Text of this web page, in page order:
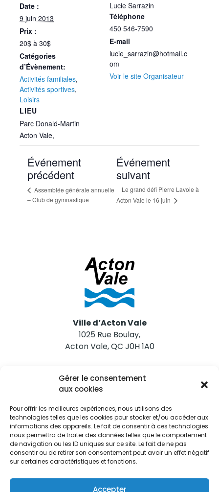
Gérer le consentement
aux cookies
Pour offrir les meilleures expériences, nous utilisons des
technologies telles que les cookies pour stocker et/ou accéder aux
informations des appareils. Le fait de consentir à ces technologies
nous permettra de traiter des données telles que le comportement
de navigation ou les ID uniques sur ce site. Le fait de ne pas
consentir ou de retirer son consentement peut avoir un effet négatif
sur certaines caractéristiques et fonctions.
Accepter
Date :
9 juin 2013
Prix :
20$ à 30$
Catégories
d’Évènement:
Activités familiales,
Activités sportives,
Loisirs
LIEU
Parc Donald-Martin
Acton Vale,
Lucie Sarrazin
Téléphone
450 546-7590
E-mail
lucie_sarrazin@hotmail.c
om
Voir le site Organisateur
Événement
précédent
Assemblée générale annuelle
– Club de gymnastique
Événement
suivant
Le grand défi Pierre Lavoie à
Acton Vale le 16 juin
Ville d’Acton Vale
1025 Rue Boulay,
Acton Vale, QC J0H 1A0
Nous joindre
Tél. 450 546-2703
Restez informés
Abonnez-vous aux alertes municipales
Je m'abonne